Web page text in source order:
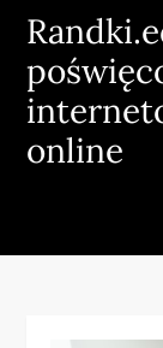
Skip
content
online